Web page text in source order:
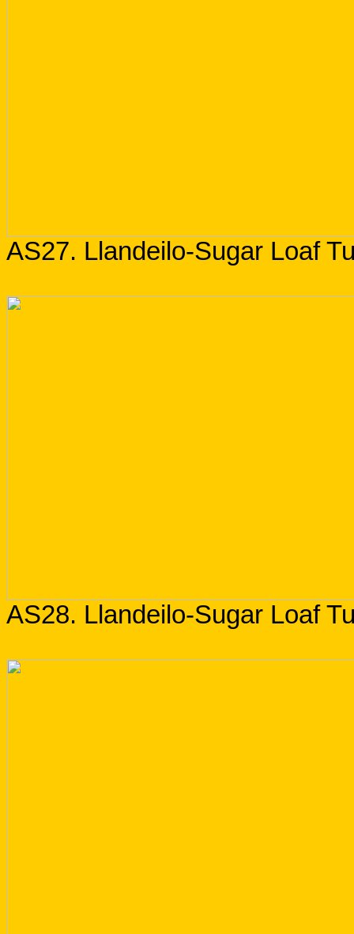
AS27. Llandeilo-Sugar Loaf
AS28. Llandeilo-Sugar Loaf